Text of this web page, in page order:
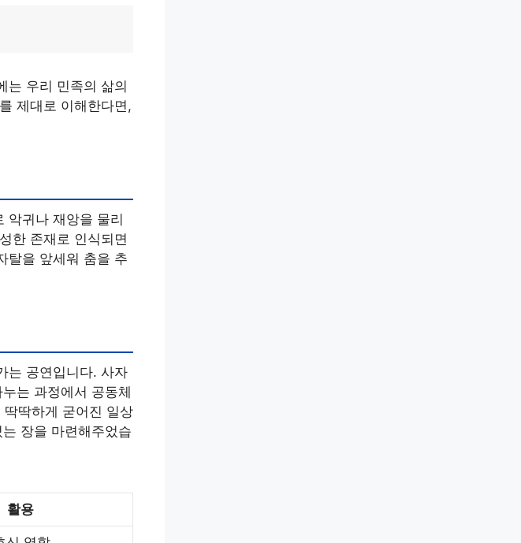
는 우리 민족의 삶의
제대로 이해한다면,
악귀나 재앙을 물리
한 존재로 인식되면
탈을 앞세워 춤을 추
는 공연입니다. 사자
는 과정에서 공동체
딱하게 굳어진 일상
장을 마련해주었습
활용